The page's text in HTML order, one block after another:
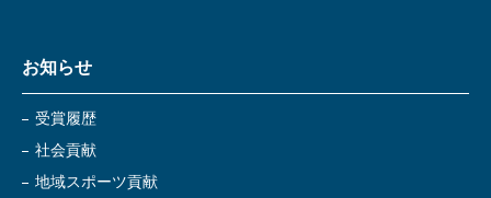
お知らせ
受賞履歴
社会貢献
地域スポーツ貢献